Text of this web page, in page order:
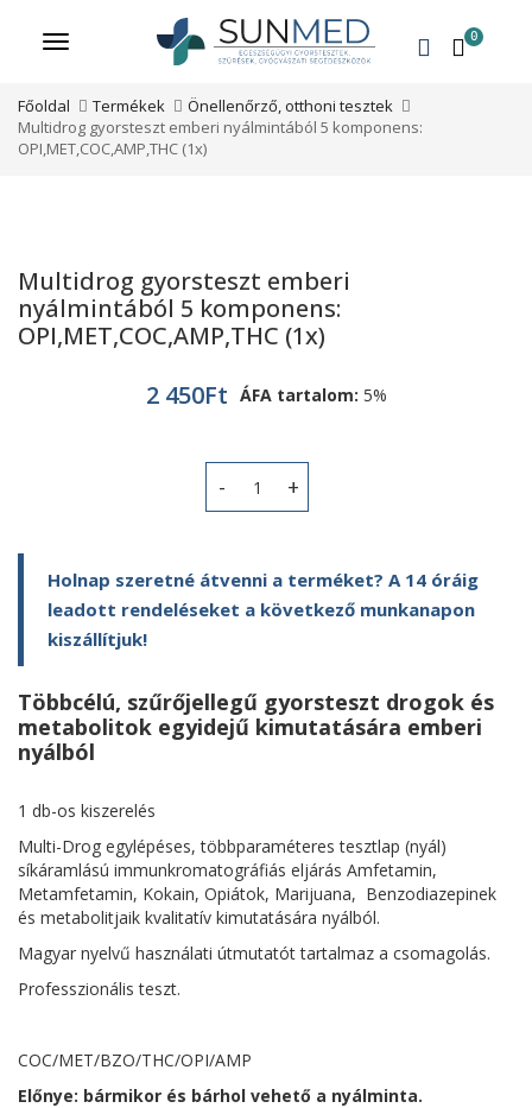
Menü 0
Főoldal Termékek
Önellenőrző, otthoni tesztek
Multidrog gyorsteszt emberi nyálmintából 5 komponens:
OPI,MET,COC,AMP,THC (1x)
Multidrog gyorsteszt emberi
nyálmintából 5 komponens:
OPI,MET,COC,AMP,THC (1x)
2 450Ft ÁFA tartalom: 5%
Multidrog gyorsteszt emberi
Holnap szeretné átvenni a terméket? A 14 óráig
leadott rendeléseket a következő munkanapon
kiszállítjuk!
Többcélú, szűrőjellegű gyorsteszt drogok és
metabolitok egyidejű kimutatására emberi
nyálból
1 db-os kiszerelés
Multi-Drog egylépéses, többparaméteres tesztlap (nyál)
síkáramlású immunkromatográfiás eljárás Amfetamin,
Metamfetamin, Kokain, Opiátok, Marijuana, Benzodiazepinek
és metabolitjaik kvalitatív kimutatására nyálból.
Magyar nyelvű használati útmutatót tartalmaz a csomagolás.
Professzionális teszt.
COC/MET/BZO/THC/OPI/AMP
Előnye: bármikor és bárhol vehető a nyálminta.